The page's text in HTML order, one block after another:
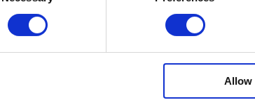
Allow
von Halcyon – drei Tops, drei Bottoms, unendlich
Zusammenspiel aus Creme und Teal, das die Fülle des
Tragekomfort.